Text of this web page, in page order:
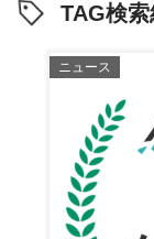
TAG検
ニュース